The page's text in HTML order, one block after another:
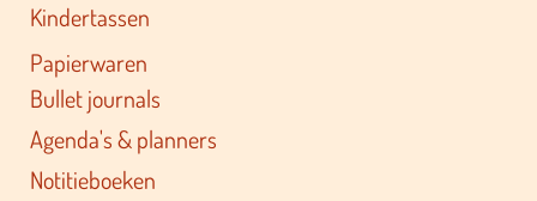
Kindertassen
Papierwaren
Bullet journals
Agenda's & planners
Notitieboeken